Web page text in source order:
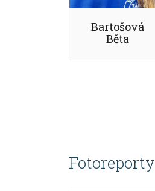
Bartošová
Běta
Fotoreporty